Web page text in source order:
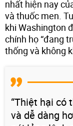
nhất hiện nay
và thuốc men.
khi Washington
chính họ “đang
thống và không
“Thiệt hại có
và dễ dàng